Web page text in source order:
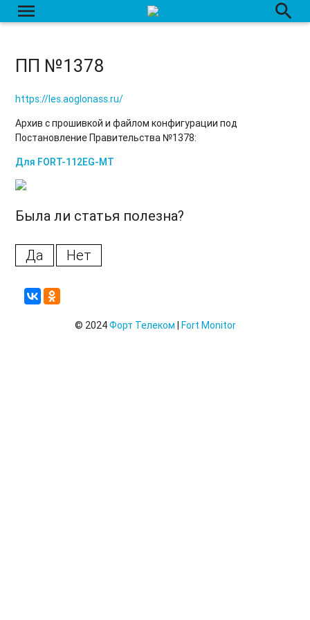
menu search
ПП №1378
https://les.aoglonass.ru/
Архив с прошивкой и файлом конфигурации под
Постановление Правительства №1378:
Для FORT-112EG-MT
Была ли статья полезна?
Да Нет
© 2024Форт Телеком Fort Monitor